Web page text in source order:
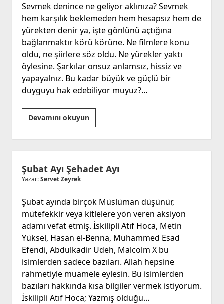
Denemesi
Sevmek denince ne geliyor aklınıza? Sevmek
hem karşılık beklemeden hem hesapsız hem de
yürekten denir ya, işte gönlünü açtığına
bağlanmaktır körü körüne. Ne filmlere konu
oldu, ne şiirlere söz oldu. Ne yürekler yaktı
öylesine. Şarkılar onsuz anlamsız, hissiz ve
yapayalnız. Bu kadar büyük ve güçlü bir
duyguyu hak edebiliyor muyuz?…
Devamını okuyunSevmek
kendini
bulmaktır
Şubat Ayı Şehadet Ayı
Yazar:Servet Zeyrek
Şubat ayında birçok Müslüman düşünür,
mütefekkir veya kitlelere yön veren aksiyon
adamı vefat etmiş. İskilipli Atıf Hoca, Metin
Yüksel, Hasan el-Benna, Muhammed Esad
Efendi, Abdulkadir Udeh, Malcolm X bu
isimlerden sadece bazıları. Allah hepsine
rahmetiyle muamele eylesin. Bu isimlerden
bazıları hakkında kısa bilgiler vermek istiyorum.
İskilipli Atıf Hoca; Yazmış olduğu…